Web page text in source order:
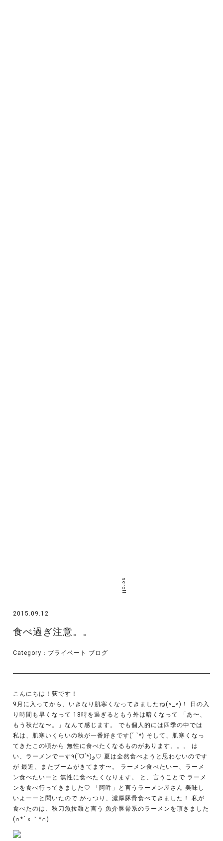
scroll
2015.09.12
食べ過ぎ注意。。
Category： プライベート ブログ
こんにちは！荻です！
9月に入ってから、いきなり肌寒くなってきましたね(>_<)！ 日の入
り時間も早くなって 18時を過ぎるともう外は暗くなって 「あ〜、
もう秋だな〜。」なんて感じます。 でも個人的には四季の中では
私は、肌寒いくらいの秋が一番好きです(´ `*) そして、肌寒くなっ
てきたこの頃から 無性に食べたくなるものがあります。。。 は
い、ラーメンでーす٩(ˊᗜˋ*)و♡ 夏は全然食べようと思わないのです
が 最近、またブームがきてます〜。 ラーメン食べたいー、ラーメ
ン食べたいーと 無性に食べたくなります。 と、言うことで ラーメ
ンを食べ行ってきました♡ 「阿吽」と言うラーメン屋さん 美味し
いよーーと聞いたので がっつり、濃厚豚骨食べてきました！ 私が
食べたのは、秋刀魚拉麺と言う 魚介豚骨系のラーメンを頂きました
(∩*´ｘ｀*∩)